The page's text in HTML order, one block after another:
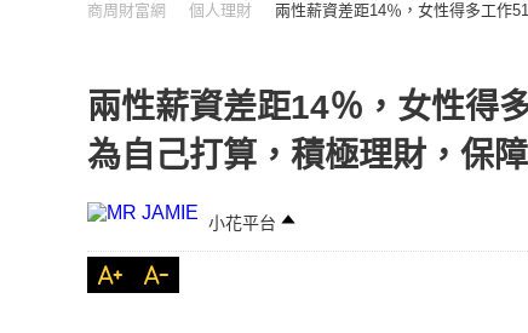
商周財富網 個人理財 兩性薪資差距14％，女性得多工作
兩性薪資差距14％，女性得
為自己打算，積極理財，保
小花平台